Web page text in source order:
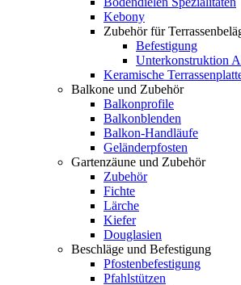
Kebony
Zubehör für
Befestigung
Unterkonstruktion
Keramische
Balkone und Zubehör
Balkonprofile
Balkonblenden
Balkon-Handläufe
Geländerpfosten
Gartenzäune und Zubehör
Zubehör
Fichte
Lärche
Kiefer
Douglasien
Beschläge und Befestigung
Pfostenbefestigung
Pfahlstützen